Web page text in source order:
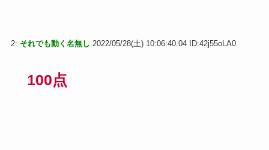
2: それでも動く名無し 2022/05/28(土) 10:06:40.04 ID:42j55oLA0
100点